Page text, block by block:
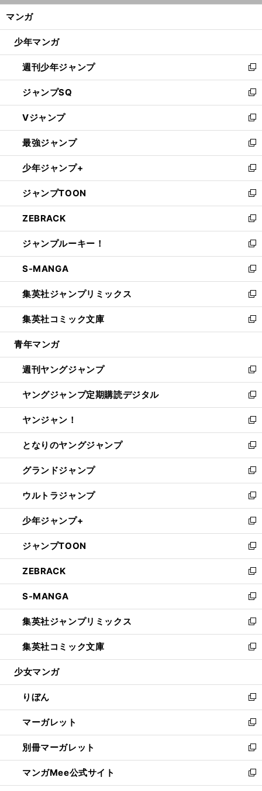
ン
ウ
開
く
マンガ
少年マンガ
週刊少年ジャンプ
新
し
い
ウ
ィ
ン
ド
ウ
で
開
く
ジャンプSQ
新
し
い
ウ
ィ
ン
ド
ウ
で
開
く
Vジャンプ
新
し
い
ウ
ィ
ン
ド
ウ
で
開
く
最強ジャンプ
新
し
い
ウ
ィ
ン
ド
ウ
で
開
く
少年ジャンプ+
新
し
い
ウ
ィ
ン
ド
ウ
で
開
く
ジャンプTOON
新
し
い
ウ
ィ
ン
ド
ウ
で
開
く
ZEBRACK
新
し
い
ウ
ィ
ン
ド
ウ
で
開
ジャンプルーキー！
新
し
い
ウ
ィ
ン
ド
ウ
開
く
S-MANGA
新
し
い
ウ
ィ
ン
ウ
で
開
く
集英社ジャンプリミックス
新
し
い
ウ
ン
ド
ウ
で
開
く
集英社コミック文庫
新
し
ウ
ィ
ン
ド
ウ
で
開
く
青年マンガ
週刊ヤングジャンプ
新
し
い
ウ
ィ
ン
ド
ウ
で
開
く
ヤングジャンプ定期購読デジタル
新
し
い
ウ
ィ
ン
ド
ウ
で
開
く
ヤンジャン！
新
し
い
ウ
ィ
ン
ド
ウ
で
開
く
となりのヤングジャンプ
新
し
い
ウ
ィ
ン
ド
ウ
で
開
く
グランドジャンプ
新
し
い
ウ
ィ
ン
ド
ウ
で
開
く
ウルトラジャンプ
新
し
い
ウ
ィ
ン
ド
ウ
で
開
く
少年ジャンプ+
新
し
い
ウ
ィ
ン
ド
ウ
で
開
く
ジャンプTOON
新
し
い
ウ
ィ
ン
ド
ウ
で
開
ZEBRACK
新
し
い
ウ
ィ
ン
ド
ウ
開
く
S-MANGA
新
し
い
ウ
ィ
ン
ウ
で
開
く
集英社ジャンプリミックス
新
し
い
ウ
ン
ド
ウ
で
開
く
集英社コミック文庫
新
し
ウ
ィ
ン
ド
ウ
で
開
く
少女マンガ
りぼん
新
し
い
ウ
ィ
ン
ド
ウ
マーガレット
新
し
い
ウ
ィ
ン
別冊マーガレット
新
し
い
ウ
マンガMee公式サイト
新
し